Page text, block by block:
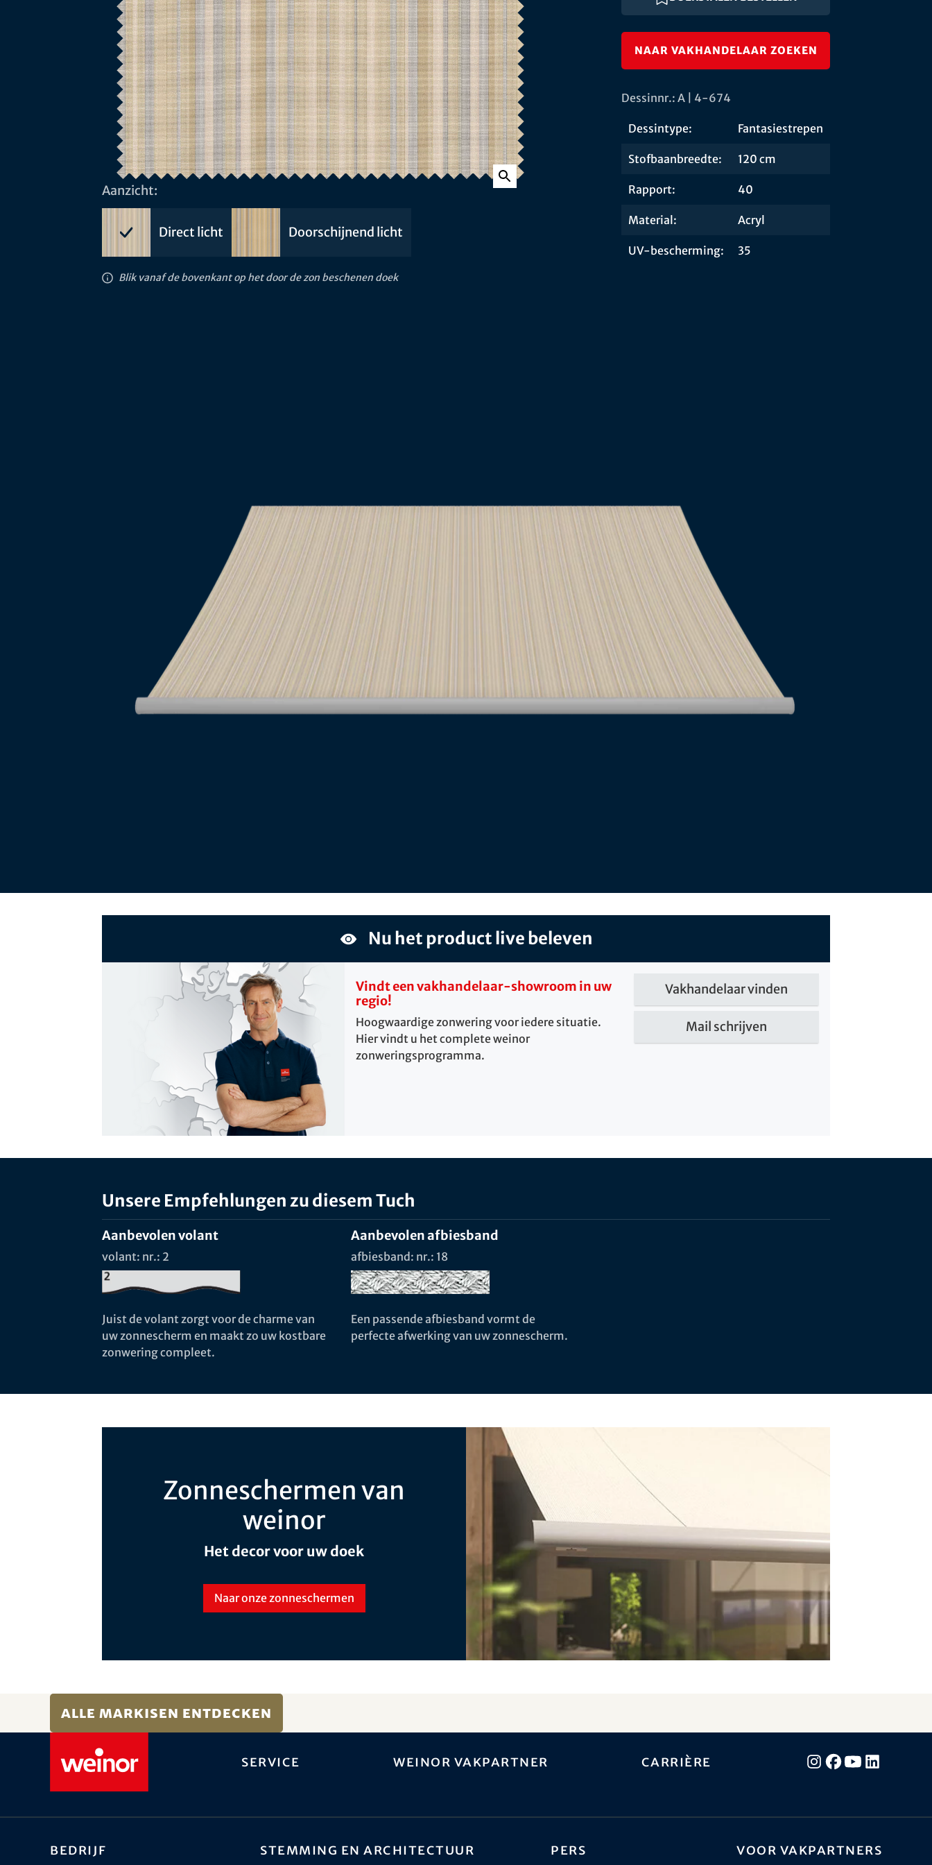
Aanzicht:
Direct licht Doorschijnend licht
Blik vanaf de bovenkant op het door de zon beschenen doek
NAAR VAKHANDELAAR ZOEKEN
Dessinnr.: A | 4-674
Dessintype: Fantasiestrepen
Stofbaanbreedte: 120 cm
Rapport: 40
Material: Acryl
UV-bescherming: 35
Nu het product live beleven
Vindt een vakhandelaar-showroom in uw
regio!
Hoogwaardige zonwering voor iedere situatie.
Hier vindt u het complete weinor
zonweringsprogramma.
Vakhandelaar vinden
Mail schrijven
Unsere Empfehlungen zu diesem Tuch
Aanbevolen volant
volant: nr.: 2
Juist de volant zorgt voor de charme van
uw zonnescherm en maakt zo uw kostbare
zonwering compleet.
Aanbevolen afbiesband
afbiesband: nr.: 18
Een passende afbiesband vormt de
perfecte afwerking van uw zonnescherm.
Zonneschermen van
weinor
Het decor voor uw doek
Naar onze zonneschermen
Alle Markisen entdecken
Service weinor vakpartner Carrière
Bedrijf Stemming en architectuur Pers Voor vakpartners